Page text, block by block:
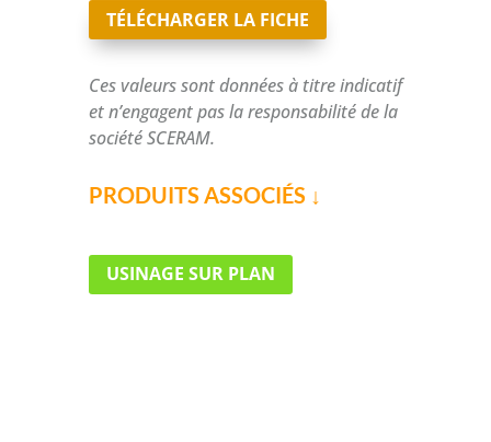
TÉLÉCHARGER LA FICHE
Ces valeurs sont données à titre indicatif
et n’engagent pas la responsabilité de la
société SCERAM.
PRODUITS ASSOCIÉS ↓
USINAGE SUR PLAN